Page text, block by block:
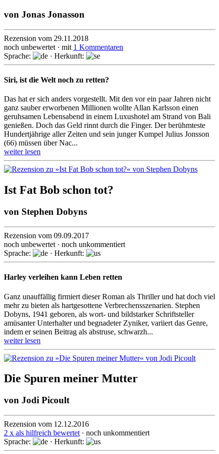
von Jonas Jonasson
Rezension vom 29.11.2018
noch unbewertet · mit 1 Kommentaren
Sprache:
· Herkunft:
Siri, ist die Welt noch zu retten?
Das hat er sich anders vorgestellt. Mit den vor ein paar Jahren nicht
ganz sauber erworbenen Millionen wollte Allan Karlsson einen
geruhsamen Lebensabend in einem Luxushotel am Strand von Bali
genießen. Doch das Geld rinnt durch die Finger. Der berühmteste
Hundert­jährige aller Zeiten und sein junger Kumpel Julius Jonsson
(66) müssen über Nac...
weiter lesen
Ist Fat Bob schon tot?
von Stephen Dobyns
Rezension vom 09.09.2017
noch unbewertet · noch unkommentiert
Sprache:
· Herkunft:
Harley verleihen kann Leben retten
Ganz unauffällig firmiert dieser Roman als Thriller und hat doch viel
mehr zu bieten als hart­gesot­tene Ver­brechens­szenarien. Stephen
Dobyns, 1941 geboren, als wort- und bild­starker Schrift­steller
amüsanter Unter­halter und begna­deter Zyniker, variiert das Genre,
indem er seinen Beitrag als abstruse, schwarzh...
weiter lesen
Die Spuren meiner Mutter
von Jodi Picoult
Rezension vom 12.12.2016
2 x als hilfreich bewertet · noch unkommentiert
Sprache:
· Herkunft: